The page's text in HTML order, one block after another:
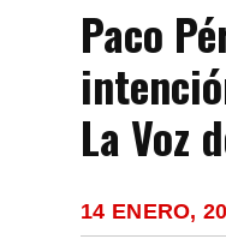
Paco
La Voz
14 ENERO,